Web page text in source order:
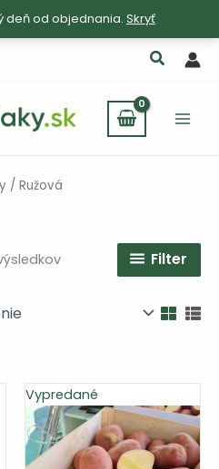
deň od objednania. Skryť
/ Ružová
Filter
Vypredané